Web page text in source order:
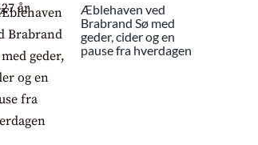
Æblehaven ved
Brabrand Sø med
geder, cider og en
pause fra hverdagen